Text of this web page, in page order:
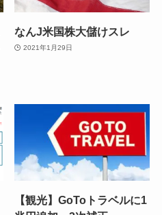
なんJ米国株大儲けスレ
2021年1月29日
【観光】GoToトラベルに1